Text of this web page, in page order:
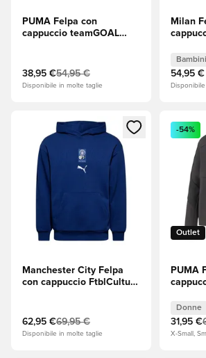
PUMA Felpa con
cappuccio teamGOAL
(Bianco)
38,95 €54,95 €
Disponibile in molte taglie
Milan
Bambini
54,95 €
Apre una finestra modale per
Manchester City Felpa
con cappuccio FtblCulture
62,95 €69,95 €
Disponibile in molte taglie
Apre
Outlet
-54%
PUMA
Donne
31,95 €
X-Small,